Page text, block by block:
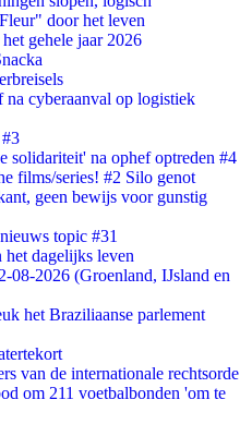
door het leven
gehele jaar 2026
cyberaanval op logistiek
solidariteit' na ophef optreden #4
films/series! #2 Silo genot
geen bewijs voor gunstig
topic #31
dagelijks leven
08-2026 (Groenland, IJsland en
het Braziliaanse parlement
van de internationale rechtsorde
om 211 voetbalbonden 'om te